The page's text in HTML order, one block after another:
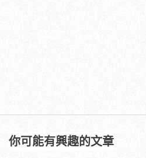
你可能有興趣的文章